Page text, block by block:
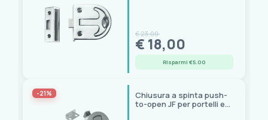
€ 23,00
€ 18,00
Risparmi €5.00
-21%
Chiusura a spinta push-
to-open JF per portelli e